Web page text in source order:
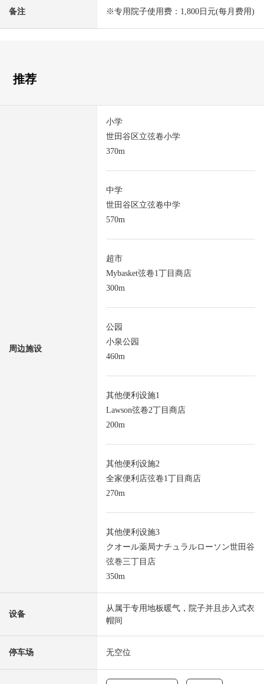
备注 ※专用院子使用费：1,800日元(每月费用)
推荐
周边施设
小学
世田谷区立弦卷小学
370m
中学
世田谷区立弦卷中学
570m
超市
Mybasket弦卷1丁目商店
300m
公园
小泉公园
460m
其他便利设施1
Lawson弦卷2丁目商店
200m
其他便利设施2
全家便利店弦卷1丁目商店
270m
其他便利设施3
クオール薬局ナチュラルローソン世田谷
弦巻三丁目店
350m
设备
从属于专用地板暖气，院子并且步入式衣
帽间
停车场 无空位